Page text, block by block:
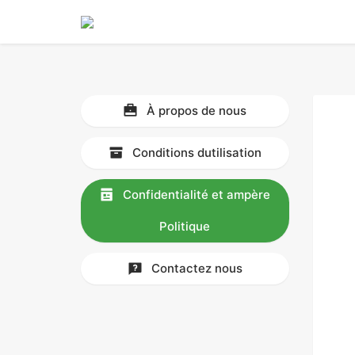
: Undefined index: mode in /home/admin/domains/
À propos de nous
Conditions dutilisation
Confidentialité et ampère
Politique
Contactez nous